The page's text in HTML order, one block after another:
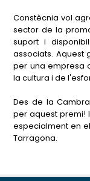
Constècnia vol
sector de la
suport i
associats. Aquest
per una empresa
la cultura i de
Des de la
per aquest premi!
especialment en
Tarragona.